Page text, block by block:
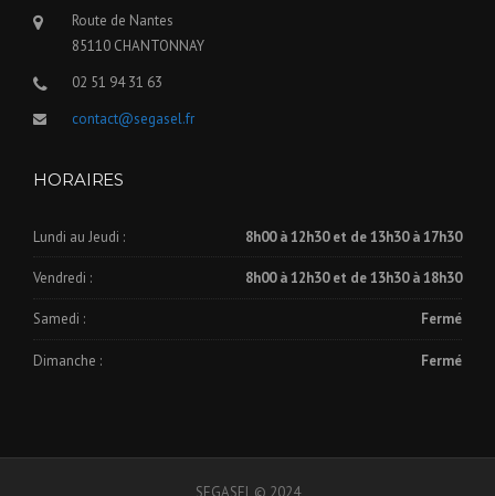
Route de Nantes
85110 CHANTONNAY
02 51 94 31 63
contact@segasel.fr
HORAIRES
Lundi au Jeudi : 8h00 à 12h30 et de 13h30 à 17h30
Vendredi : 8h00 à 12h30 et de 13h30 à 18h30
Samedi : Fermé
Dimanche : Fermé